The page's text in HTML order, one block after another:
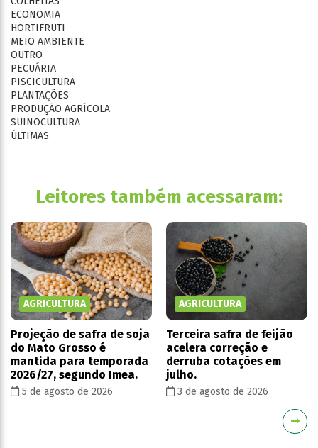
ECONOMIA
HORTIFRUTI
MEIO AMBIENTE
OUTRO
PECUÁRIA
PISCICULTURA
PLANTAÇÕES
PRODUÇÃO AGRÍCOLA
SUINOCULTURA
ÚLTIMAS
Leitores também acessaram:
AGRICULTURA
Projeção de safra de soja
do Mato Grosso é
mantida para temporada
2026/27, segundo Imea.
5 de agosto de 2026
AGRICULTURA
Terceira safra de feijão
acelera correção e
derruba cotações em
julho.
3 de agosto de 2026